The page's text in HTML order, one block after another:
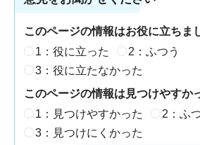
このページの情報はお役に立ちま
1：役に立った
2：ふつう
3：役に立たなかった
このページの情報は見つけやすか
1：見つけやすかった
2：ふ
3：見つけにくかった